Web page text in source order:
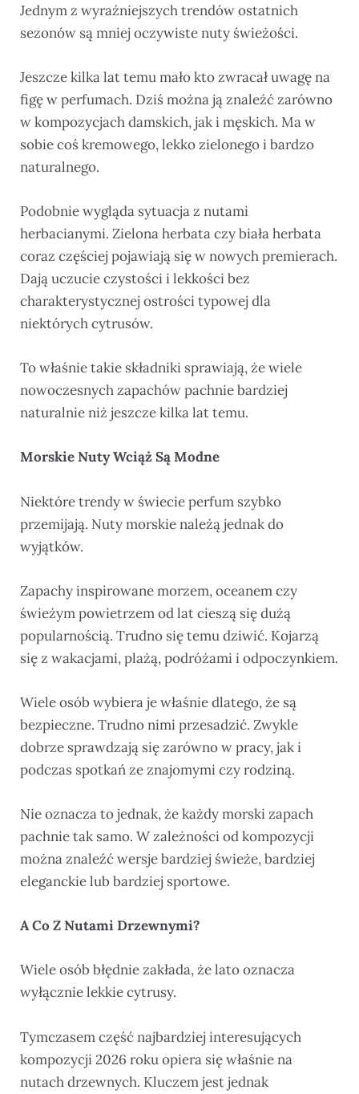
Jednym z wyraźniejszych trendów ostatnich
sezonów są mniej oczywiste nuty świeżości.
Jeszcze kilka lat temu mało kto zwracał uwagę na
figę w perfumach. Dziś można ją znaleźć zarówno
w kompozycjach damskich, jak i męskich. Ma w
sobie coś kremowego, lekko zielonego i bardzo
naturalnego.
Podobnie wygląda sytuacja z nutami
herbacianymi. Zielona herbata czy biała herbata
coraz częściej pojawiają się w nowych premierach.
Dają uczucie czystości i lekkości bez
charakterystycznej ostrości typowej dla
niektórych cytrusów.
To właśnie takie składniki sprawiają, że wiele
nowoczesnych zapachów pachnie bardziej
naturalnie niż jeszcze kilka lat temu.
Morskie Nuty Wciąż Są Modne
Niektóre trendy w świecie perfum szybko
przemijają. Nuty morskie należą jednak do
wyjątków.
Zapachy inspirowane morzem, oceanem czy
świeżym powietrzem od lat cieszą się dużą
popularnością. Trudno się temu dziwić. Kojarzą
się z wakacjami, plażą, podróżami i odpoczynkiem.
Wiele osób wybiera je właśnie dlatego, że są
bezpieczne. Trudno nimi przesadzić. Zwykle
dobrze sprawdzają się zarówno w pracy, jak i
podczas spotkań ze znajomymi czy rodziną.
Nie oznacza to jednak, że każdy morski zapach
pachnie tak samo. W zależności od kompozycji
można znaleźć wersje bardziej świeże, bardziej
eleganckie lub bardziej sportowe.
A Co Z Nutami Drzewnymi?
Wiele osób błędnie zakłada, że lato oznacza
wyłącznie lekkie cytrusy.
Tymczasem część najbardziej interesujących
kompozycji 2026 roku opiera się właśnie na
nutach drzewnych. Kluczem jest jednak